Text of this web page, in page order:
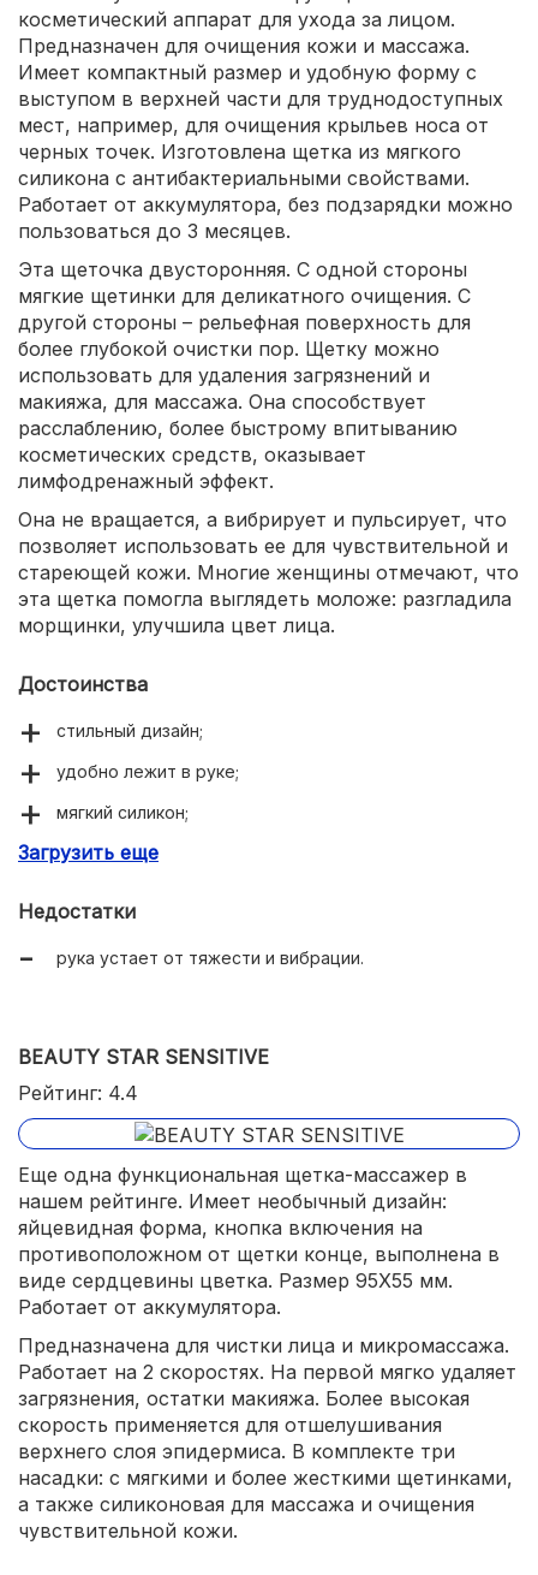
косметический аппарат для ухода за лицом.
Предназначен для очищения кожи и массажа.
Имеет компактный размер и удобную форму с
выступом в верхней части для труднодоступных
мест, например, для очищения крыльев носа от
черных точек. Изготовлена щетка из мягкого
силикона с антибактериальными свойствами.
Работает от аккумулятора, без подзарядки можно
пользоваться до 3 месяцев.
Эта щеточка двусторонняя. С одной стороны
мягкие щетинки для деликатного очищения. С
другой стороны – рельефная поверхность для
более глубокой очистки пор. Щетку можно
использовать для удаления загрязнений и
макияжа, для массажа. Она способствует
расслаблению, более быстрому впитыванию
косметических средств, оказывает
лимфодренажный эффект.
Она не вращается, а вибрирует и пульсирует, что
позволяет использовать ее для чувствительной и
стареющей кожи. Многие женщины отмечают, что
эта щетка помогла выглядеть моложе: разгладила
морщинки, улучшила цвет лица.
Достоинства
стильный дизайн;
удобно лежит в руке;
мягкий силикон;
двусторонняя поверхность;
длительная работа от аккумулятора;
водонепроницаемый корпус.
Загрузить еще
Недостатки
рука устает от тяжести и вибрации.
BEAUTY STAR SENSITIVE
Рейтинг: 4.4
Еще одна функциональная щетка-массажер в
нашем рейтинге. Имеет необычный дизайн:
яйцевидная форма, кнопка включения на
противоположном от щетки конце, выполнена в
виде сердцевины цветка. Размер 95X55 мм.
Работает от аккумулятора.
Предназначена для чистки лица и микромассажа.
Работает на 2 скоростях. На первой мягко удаляет
загрязнения, остатки макияжа. Более высокая
скорость применяется для отшелушивания
верхнего слоя эпидермиса. В комплекте три
насадки: с мягкими и более жесткими щетинками,
а также силиконовая для массажа и очищения
чувствительной кожи.